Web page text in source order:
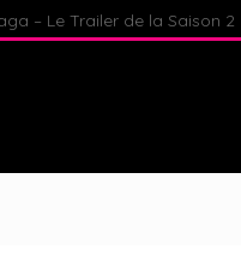
– Le Trailer de la Saison